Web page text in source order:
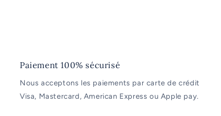
Paiement 100% sécurisé
Nous acceptons les paiements par carte de crédit
Visa, Mastercard, American Express ou Apple pay.